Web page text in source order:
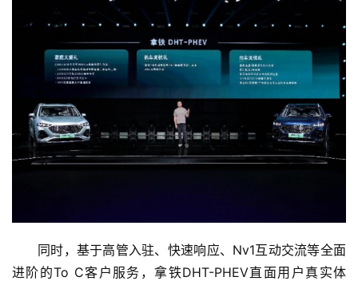
同时，基于高管入驻、快速响应、Nv1互动交流等全面
进阶的To C客户服务，拿铁DHT-PHEV直面用户真实体